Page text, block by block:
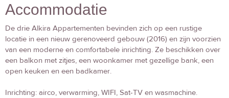
Accommodatie
De drie Alkira Appartementen bevinden zich op een rustige
locatie in een nieuw gerenoveerd gebouw (2016) en zijn voorzien
van een moderne en comfortabele inrichting. Ze beschikken over
een balkon met zitjes, een woonkamer met gezellige bank, een
open keuken en een badkamer.
Inrichting: airco, verwarming, WIFI, Sat-TV en wasmachine.